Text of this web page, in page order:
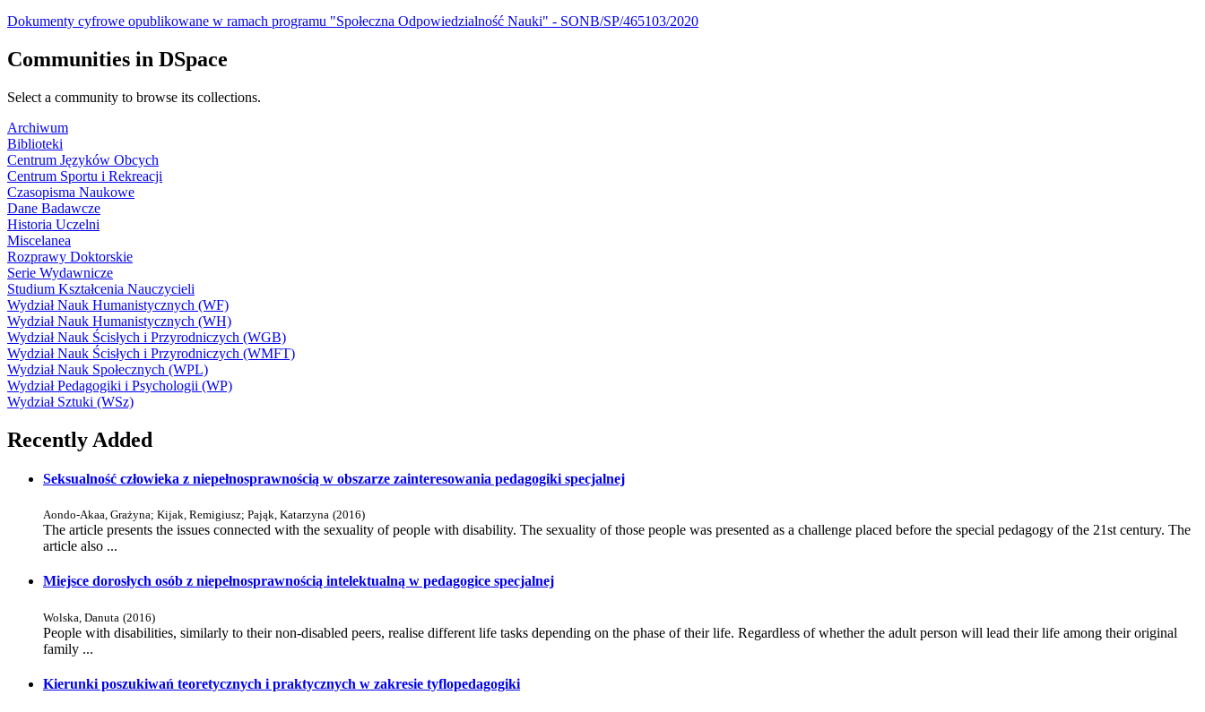
Dokumenty cyfrowe opublikowane w ramach programu "Społeczna Odpowiedzialność Nauki" - SONB/SP/465103/2020
Communities in DSpace
Select a community to browse its collections.
Archiwum
Biblioteki
Centrum Języków Obcych
Centrum Sportu i Rekreacji
Czasopisma Naukowe
Dane Badawcze
Historia Uczelni
Miscelanea
Rozprawy Doktorskie
Serie Wydawnicze
Studium Kształcenia Nauczycieli
Wydział Nauk Humanistycznych (WF)
Wydział Nauk Humanistycznych (WH)
Wydział Nauk Ścisłych i Przyrodniczych (WGB)
Wydział Nauk Ścisłych i Przyrodniczych (WMFT)
Wydział Nauk Społecznych (WPL)
Wydział Pedagogiki i Psychologii (WP)
Wydział Sztuki (WSz)
Recently Added
Seksualność człowieka z niepełnosprawnością w obszarze zainteresowania pedagogiki specjalnej
Aondo-Akaa, Grażyna; Kijak, Remigiusz; Pająk, Katarzyna (2016)
The article presents the issues connected with the sexuality of people with disability. The sexuality of those people was presented as a challenge placed before the special pedagogy of the 21st century. The
article also ...
Miejsce dorosłych osób z niepełnosprawnością intelektualną w pedagogice specjalnej
Wolska, Danuta (2016)
People with disabilities, similarly to their non-disabled peers, realise different life tasks depending on the phase of their life. Regardless of whether the adult person will lead their life among their original
family ...
Kierunki poszukiwań teoretycznych i praktycznych w zakresie tyflopedagogiki